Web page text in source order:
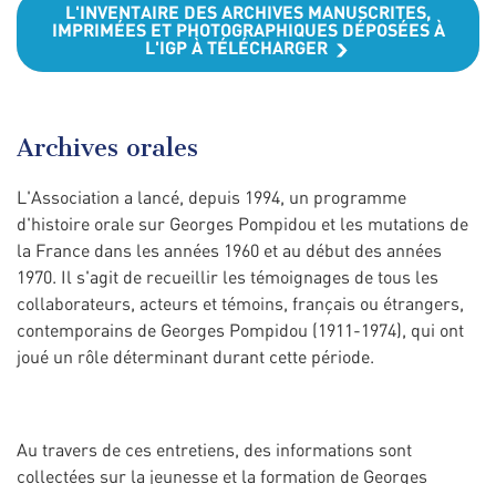
L'INVENTAIRE DES ARCHIVES MANUSCRITES,
IMPRIMÉES ET PHOTOGRAPHIQUES DÉPOSÉES À
L'IGP À TÉLÉCHARGER
Archives orales
L'Association a lancé, depuis 1994, un programme
d'histoire orale sur Georges Pompidou et les mutations de
la France dans les années 1960 et au début des années
1970. Il s'agit de recueillir les témoignages de tous les
collaborateurs, acteurs et témoins, français ou étrangers,
contemporains de Georges Pompidou (1911-1974), qui ont
joué un rôle déterminant durant cette période.
Au travers de ces entretiens, des informations sont
collectées sur la jeunesse et la formation de Georges